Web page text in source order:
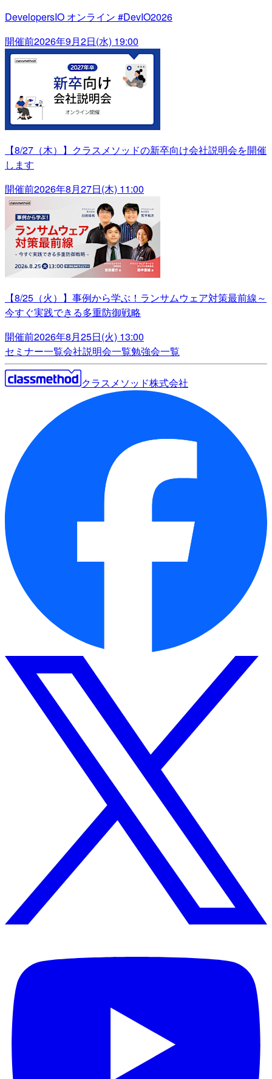
DevelopersIO オンライン #DevIO2026
開催前2026年9月2日(水) 19:00
【8/27（木）】クラスメソッドの新卒向け会社説明会を開催
します
開催前2026年8月27日(木) 11:00
【8/25（火）】事例から学ぶ！ランサムウェア対策最前線～
今すぐ実践できる多重防御戦略
開催前2026年8月25日(火) 13:00
セミナー一覧会社説明会一覧勉強会一覧
クラスメソッド株式会社